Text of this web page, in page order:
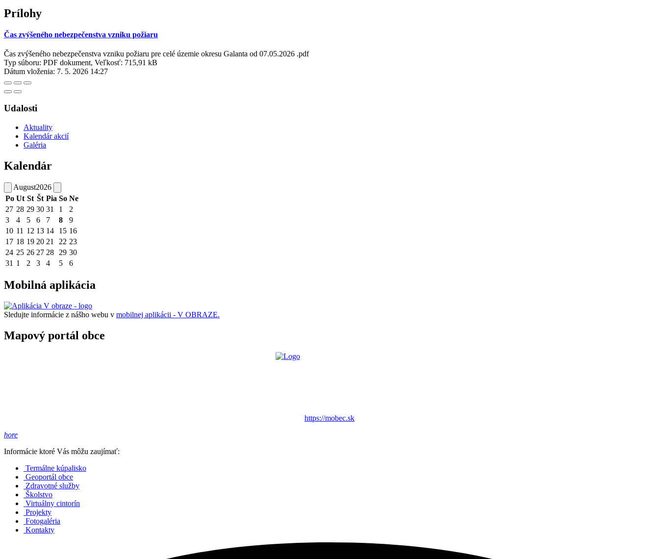
Prílohy
Čas zvýšeného nebezpečenstva vzniku požiaru
Čas zvýšeného nebezpečenstva vzniku požiaru pre celé územie okresu Galanta od 07.05.2026 .pdf
Typ súboru: PDF dokument, Veľkosť: 715,91 kB
Dátum vloženia: 7. 5. 2026 14:27
Udalosti
Aktuality
Kalendár akcií
Galéria
Kalendár
August2026
Po Ut St Št Pia So Ne
27 28 29 30 31 1
2
3
4 5 6 7 8
9
10 11 12 13 14 15 16
17 18 19 20 21 22 23
24 25 26 27 28 29 30
31 1 2 3 4 5 6
Mobilná aplikácia
Sledujte informácie z nášho webu v mobilnej aplikácii - V OBRAZE.
Mapový portál obce
https://mobec.sk
hore
Informácie ktoré Vás môžu zaujímať:
Termálne kúpalisko
Geoportál obce
Zdravotné služby
Školstvo
Virtuálny cintorín
Projekty
Fotogaléria
Kontakty